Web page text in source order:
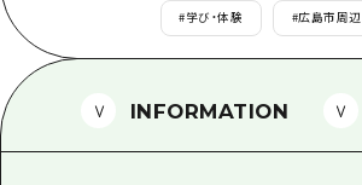
1泊2日
観光案内所
広島県を訪れる外国
ボランティアガイド
ユニバーサルツーリ
#学び・体験 #広島市周辺
INFORMATION